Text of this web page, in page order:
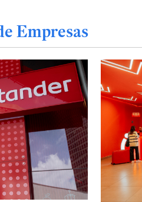
Empresas